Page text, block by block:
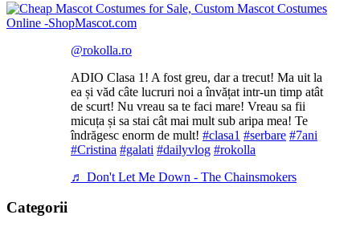
@rokolla.ro
ADIO Clasa 1! A fost greu, dar a trecut! Ma uit la
ea și văd câte lucruri noi a învățat intr-un timp atât
de scurt! Nu vreau sa te faci mare! Vreau sa fii
micuța și sa stai cât mai mult sub aripa mea! Te
îndrăgesc enorm de mult! #clasa1 #serbare #7ani
#Cristina #galati #dailyvlog #rokolla
♬ Don't Let Me Down - The Chainsmokers
Categorii